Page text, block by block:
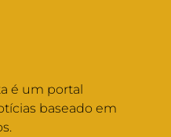
é um portal
baseado em